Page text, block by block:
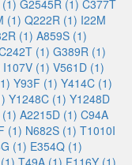
G2545R (1) C377T
(1) Q222R (1) I22M
(1) A859S (1)
(1) G389R (1)
I107V (1) V561D (1)
Y93F (1) Y414C (1)
Y1248C (1) Y1248D
A2215D (1) C94A
(1) N682S (1) T1010I
(1) E354Q (1)
T49A (1) F116Y (1)